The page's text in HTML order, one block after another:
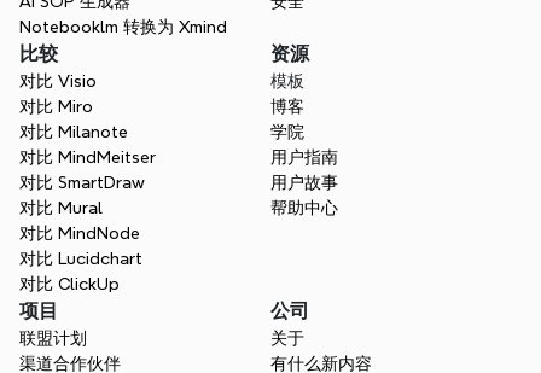
Notebooklm 转换为 Xmind
比较
对比 Visio
对比 Miro
对比 Milanote
对比 MindMeitser
对比 SmartDraw
对比 Mural
对比 MindNode
对比 Lucidchart
对比 ClickUp
资源
模板
博客
学院
用户指南
用户故事
帮助中心
项目
联盟计划
渠道合作伙伴
公司
关于
有什么新内容